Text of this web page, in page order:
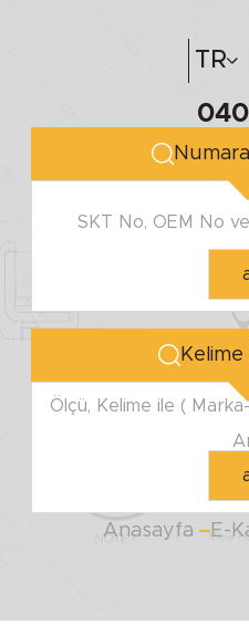
TR
Hakkımızda
SKT No, OEM No
Ölçü, Kelime ile (
Anasayfa E-